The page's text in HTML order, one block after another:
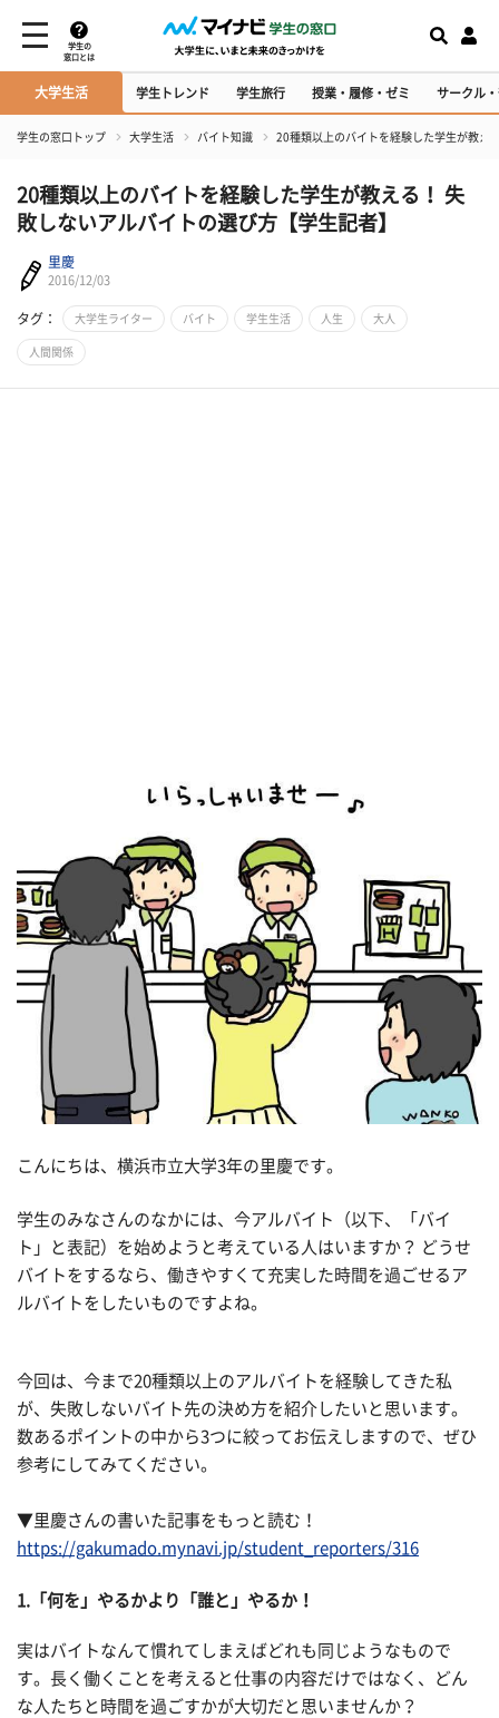
学生の
窓口とは
大学生活 学生トレンド 学生旅行 授業・履修・ゼミ サークル
学生の窓口トップ 大学生活 バイト知識 20種類以上のバイトを経験した学生が教え
20種類以上のバイトを経験した学生が教える！ 失
敗しないアルバイトの選び方【学生記者】
里慶
2016/12/03
タグ： 大学生ライター バイト 学生生活 人生 大人
人間関係
こんにちは、横浜市立大学3年の里慶です。
学生のみなさんのなかには、今アルバイト（以下、「バイ
ト」と表記）を始めようと考えている人はいますか？ どうせ
バイトをするなら、働きやすくて充実した時間を過ごせるア
ルバイトをしたいものですよね。
今回は、今まで20種類以上のアルバイトを経験してきた私
が、失敗しないバイト先の決め方を紹介したいと思います。
数あるポイントの中から3つに絞ってお伝えしますので、ぜひ
参考にしてみてください。
▼里慶さんの書いた記事をもっと読む！
https://gakumado.mynavi.jp/student_reporters/316
1.「何を」やるかより「誰と」やるか！
実はバイトなんて慣れてしまえばどれも同じようなもので
す。長く働くことを考えると仕事の内容だけではなく、どん
な人たちと時間を過ごすかが大切だと思いませんか？